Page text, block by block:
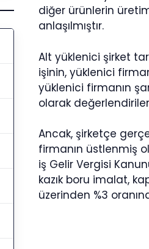
diğer ürünlerin
anlaşılmıştır.
Alt yüklenici şirket
işinin, yüklenici
yüklenici firmanın
olarak
Ancak, şirketçe
firmanın üstlenmiş
iş Gelir Vergisi
kazık boru imalat,
üzerinden %3